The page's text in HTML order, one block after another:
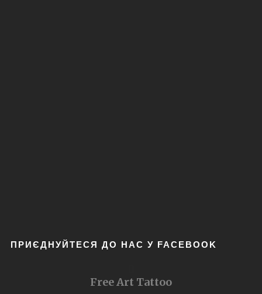
ПРИЄДНУЙТЕСЯ ДО НАС У FACEBOOK
Free Art Tattoo